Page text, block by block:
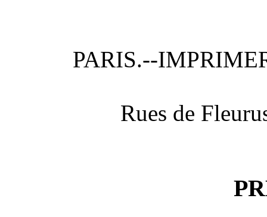
PARIS.--
Rues de